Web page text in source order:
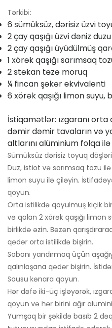
Tərkibi:
6 sümüksüz, dərisiz üzvi
2 çay qaşığı üzvi dəniz duzu
2 çay qaşığı üyüdülmüş
1 xörək qaşığı sarımsaq
2 stəkan təzə moruq
¼ fincan şəkər ekvivalenti
6 xörək qaşığı limon suyu,
İstiqamətlər: ızgaranı orta
dəmir dəmir tavaların və
altlarını alüminium folqa ilə
Sümüksüz dərisiz toyuq
Duz, istiot və sarımsaq tozu
limon suyu ilə çiləyin.
qoyun.
Orta istilikdə qoyulmuş kiçik
və qalan 2 xörək qaşığı limon
birlikdə əzin. Bəzən
qədər orta istilikdə bişirin.
Sobanı yandırmaq üçün
qalınlaşana qədər bişirin.
Sousu kənara qoyun.
Hər dəfə iki-üç işləyərək,
qoyun və hər birini ağır
Yumşaq bir şəkildə basıb 2